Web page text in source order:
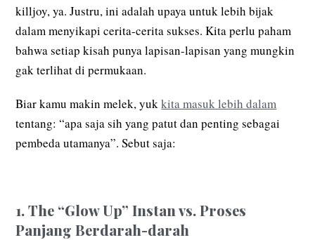
killjoy, ya. Justru, ini adalah upaya untuk lebih bijak
dalam menyikapi cerita-cerita sukses. Kita perlu paham
bahwa setiap kisah punya lapisan-lapisan yang mungkin
gak terlihat di permukaan.
Biar kamu makin melek, yukkita masuk lebih dalam
tentang: “apa saja sih yang patut dan penting sebagai
pembeda utamanya”. Sebut saja:
1. The “Glow Up” Instan vs. Proses
Panjang Berdarah-darah